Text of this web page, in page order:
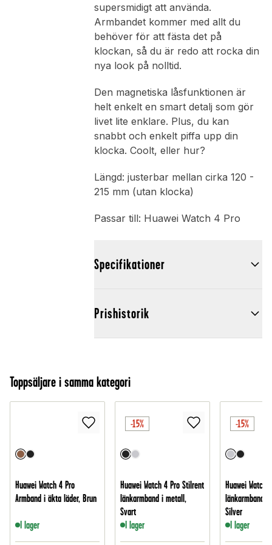
supersmidigt att använda.
Armbandet kommer med allt du
behöver för att fästa det på
klockan, så du är redo att rocka din
nya look på nolltid.
Den magnetiska låsfunktionen är
helt enkelt en smart detalj som gör
livet lite enklare. Plus, du kan
snabbt och enkelt piffa upp din
klocka. Coolt, eller hur?
Längd: justerbar mellan cirka 120 -
215 mm (utan klocka)
Passar till: Huawei Watch 4 Pro
Specifikationer
Prishistorik
Toppsäljare i samma kategori
Huawei Watch 4 Pro
Armband i äkta läder, Brun
I lager
-15%
Huawei Watch 4 Pro Stilrent
länkarmband i metall,
Svart
I lager
-15%
Huawei Watch
länkarmband i
Silver
I lager